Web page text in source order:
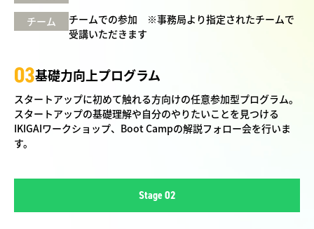
チーム
チームでの参加 ※事務局より指定されたチームで
受講いただきます
03基礎力向上プログラム
スタートアップに初めて触れる方向けの任意参加型プログラム。
スタートアップの基礎理解や自分のやりたいことを見つける
IKIGAIワークショップ、Boot Campの解説フォロー会を行いま
す。
Stage 02